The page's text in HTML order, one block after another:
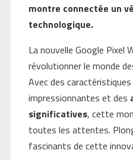
montre connectée un
technologique.
La nouvelle Google Pixel
révolutionner le monde
Avec des
impressionnantes et des
significatives, cette
toutes les attentes.
fascinants de cette